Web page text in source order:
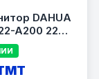
DAHUA
A200 22